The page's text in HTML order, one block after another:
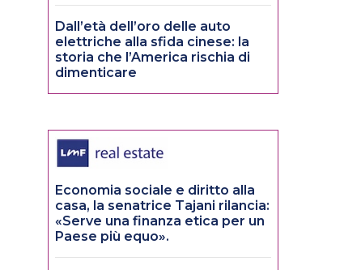
Dall’età dell’oro delle auto
elettriche alla sfida cinese: la
storia che l’America rischia di
dimenticare
Economia sociale e diritto alla
casa, la senatrice Tajani rilancia:
«Serve una finanza etica per un
Paese più equo».